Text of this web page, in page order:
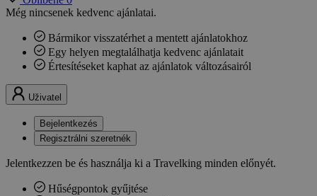
Még nincsenek kedvenc ajánlatai.
Bármikor visszatérhet a mentett ajánlatokhoz
Egy helyen megtalálhatja kedvenc ajánlatait
Értesítéseket kaphat az ajánlatok változásairól
Uživatel
Bejelentkezés
Regisztrálni szeretnék
Jelentkezzen be és használja ki a Travelking minden előnyét.
Hűségpontok gyűjtése